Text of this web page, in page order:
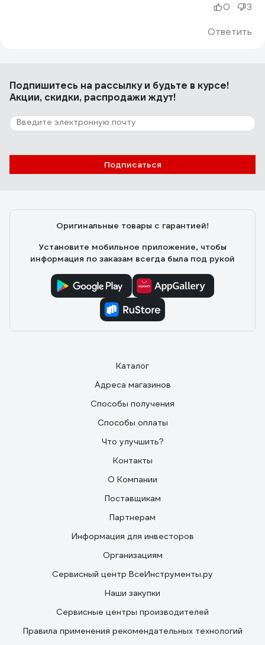
Ответить
0 3
Подпишитесь на рассылкуи будьте в курсе!
Акции, скидки, распродажи ждут!
Подписаться
Оригинальные товары с гарантией!
Установите мобильное приложение, чтобы
информация по заказам всегда была под рукой
Каталог
Адреса магазинов
Способы получения
Способы оплаты
Что улучшить?
Контакты
О Компании
Поставщикам
Партнерам
Информация для инвесторов
Организациям
Сервисный центр ВсеИнструменты.ру
Наши закупки
Сервисные центры производителей
Правила применения рекомендательных технологий